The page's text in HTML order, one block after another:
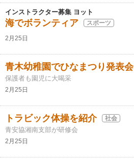
インストラクター募集 ヨット
海でボランティア スポーツ
2月25日
青木幼稚園でひなまつり発表会
保護者も園児に大喝采
2月25日
トラビック体操を紹介 社会
青安協湘南支部が研修会
2月25日